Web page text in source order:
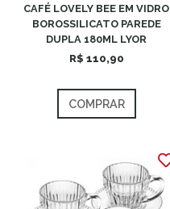
CAFÉ LOVELY BEE EM VIDRO
BOROSSILICATO PAREDE
DUPLA 180ML LYOR
R$ 110,90
COMPRAR